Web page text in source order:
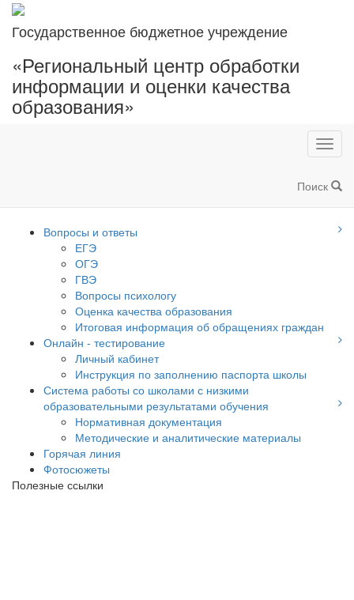
Государственное бюджетное учреждение
«Региональный центр обработки
информации и оценки качества
образования»
Поиск
Вопросы и ответы
ЕГЭ
ОГЭ
ГВЭ
Вопросы психологу
Оценка качества образования
Итоговая информация об обращениях граждан
Онлайн - тестирование
Личный кабинет
Инструкция по заполнению паспорта школы
Система работы со школами с низкими
образовательными результатами обучения
Нормативная документация
Методические и аналитические материалы
Горячая линия
Фотосюжеты
Полезные ссылки